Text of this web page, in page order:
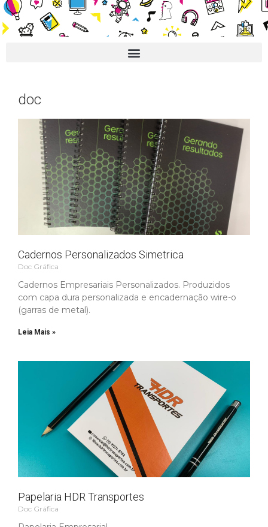
doc
Cadernos Personalizados Simetrica
Doc Gráfica
Cadernos Empresariais Personalizados​. Produzidos
com capa dura personalizada e encadernação wire-o
(garras de metal).
Leia Mais »
Papelaria HDR Transportes
Doc Gráfica